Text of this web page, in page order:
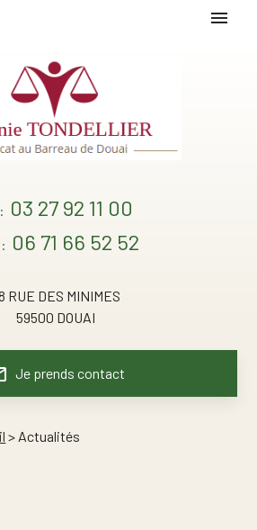
menu
03 27 92 11 00
06 71 66 52 52
RUE DES MINIMES
59500 DOUAI
Je prends contact
> Actualités